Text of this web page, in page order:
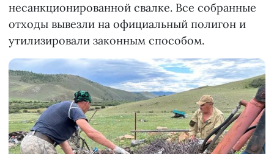
несанкционированной свалке. Все собранные
отходы вывезли на официальный полигон и
утилизировали законным способом.